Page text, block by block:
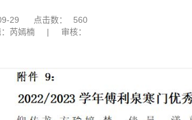
29 点击数：
560
芮嫣楠 | 审核：